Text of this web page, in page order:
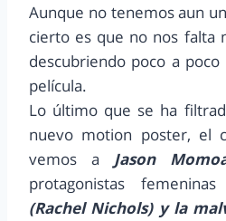
Aunque no tenemos aun
cierto es que no nos falta
descubriendo poco a
película.
Lo último que se ha
nuevo motion poster, el
vemos a Jason
protagonistas
(Rachel Nichols) y la